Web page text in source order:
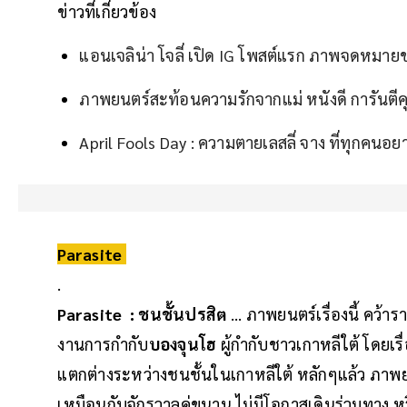
ข่าวที่เกี่ยวข้อง
แอนเจลิน่า โจลี่ เปิด IG โพสต์แรก ภาพจดหมา
ภาพยนตร์สะท้อนความรักจากแม่ หนังดี การัน
April Fools Day : ความตายเลสลี่ จาง ที่ทุกคนอ
Parasite
.
Parasite : ชนชั้นปรสิต ... ภาพยนตร์เรื่องนี้ คว้าร
งานการกำกับบองจุนโฮ ผู้กำกับชาวเกาหลีใต้ โดย
แตกต่างระหว่างชนชั้นในเกาหลีใต้ หลักๆแล้ว ภา